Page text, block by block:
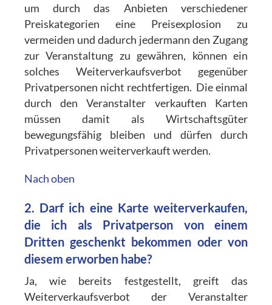
um durch das Anbieten verschiedener
Preiskategorien eine Preisexplosion zu
vermeiden und dadurch jedermann den Zugang
zur Veranstaltung zu gewähren, können ein
solches Weiterverkaufsverbot gegenüber
Privatpersonen nicht rechtfertigen. Die einmal
durch den Veranstalter verkauften Karten
müssen damit als Wirtschaftsgüter
bewegungsfähig bleiben und dürfen durch
Privatpersonen weiterverkauft werden.
Nach oben
2. Darf ich eine Karte weiterverkaufen,
die ich als Privatperson von einem
Dritten geschenkt bekommen oder von
diesem erworben habe?
Ja, wie bereits festgestellt, greift das
Weiterverkaufsverbot der Veranstalter